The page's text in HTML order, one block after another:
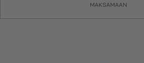
MAKSAMAAN